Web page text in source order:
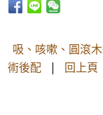
吸、咳嗽、圓滾
術後配 | 回上頁